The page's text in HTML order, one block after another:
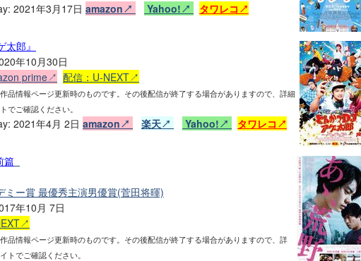
2021年3月17日 amazon↗ Yahoo!↗ タワレコ↗
太郎』
年10月30日
prime↗ 配信：U-NEXT↗
品情報ページ更新時のものです。その後配信が終了する場合がありますので、詳細
でご確認ください。
2021年4月 2日 amazon↗ 楽天↗ Yahoo!↗ タワレコ↗
篇
ミー賞 最優秀主演男優賞(菅田将暉)
年10月 7日
品情報ページ更新時のものです。その後配信が終了する場合がありますので、詳
トでご確認ください。